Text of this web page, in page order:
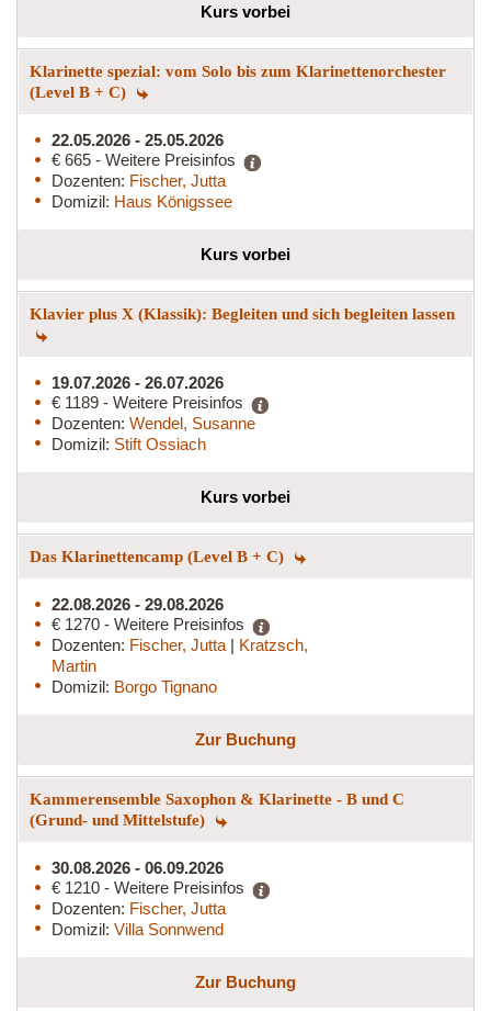
Kurs vorbei
Klarinette spezial: vom Solo bis zum Klarinettenorchester
(Level B + C)
22.05.2026 - 25.05.2026
€ 665 - Weitere Preisinfos
Dozenten: Fischer, Jutta
Domizil: Haus Königssee
Kurs vorbei
Klavier plus X (Klassik): Begleiten und sich begleiten lassen
19.07.2026 - 26.07.2026
€ 1189 - Weitere Preisinfos
Dozenten: Wendel, Susanne
Domizil: Stift Ossiach
Kurs vorbei
Das Klarinettencamp (Level B + C)
22.08.2026 - 29.08.2026
€ 1270 - Weitere Preisinfos
Dozenten: Fischer, Jutta | Kratzsch,
Martin
Domizil: Borgo Tignano
Zur Buchung
Kammerensemble Saxophon & Klarinette - B und C
(Grund- und Mittelstufe)
30.08.2026 - 06.09.2026
€ 1210 - Weitere Preisinfos
Dozenten: Fischer, Jutta
Domizil: Villa Sonnwend
Zur Buchung